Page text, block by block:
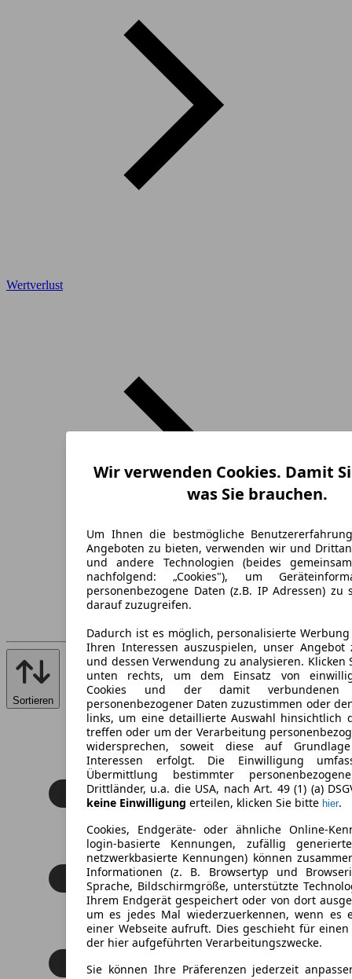
Wertverlust
Sortieren
Wir verwenden Cookies. Damit
was Sie brauchen.
Um Ihnen die bestmögliche
Angeboten zu bieten, verwenden wir und
und andere Technologien (beides
nachfolgend: „Cookies"), um
personenbezogene Daten (z.B. IP Adressen) zu
darauf zuzugreifen.
Dadurch ist es möglich, personalisierte
Ihren Interessen auszuspielen, unser Angebot
und dessen Verwendung zu analysieren. Klicken
unten rechts, um dem Einsatz von
Cookies und der damit verbundenen
personenbezogener Daten zuzustimmen oder
links, um eine detaillierte Auswahl hinsichtlich
treffen oder um der Verarbeitung
widersprechen, soweit diese auf
Interessen erfolgt. Die Einwilligung
Übermittlung bestimmter
Drittländer, u.a. die USA, nach Art. 49 (1) (a)
keine Einwilligung erteilen, klicken Sie bitte hier.
Cookies, Endgeräte- oder ähnliche Online-
login-basierte Kennungen, zufällig
netzwerkbasierte Kennungen) können
Informationen (z. B. Browsertyp und
Sprache, Bildschirmgröße, unterstützte
Ihrem Endgerät gespeichert oder von dort
um es jedes Mal wiederzuerkennen, wenn es
einer Webseite aufruft. Dies geschieht für
der hier aufgeführten Verarbeitungszwecke.
Sie können Ihre Präferenzen jederzeit